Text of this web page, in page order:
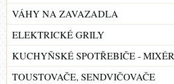
VÁHY NA ZAVAZADLA
ELEKTRICKÉ GRILY
KUCHYŇSKÉ SPOTŘEBIČE -
TOUSTOVAČE, SENDVIČOVAČE